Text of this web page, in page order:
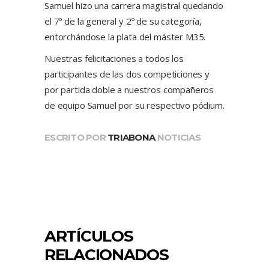
Samuel hizo una carrera magistral quedando
el 7º de la general y 2º de su categoría,
entorchándose la plata del máster M35.
Nuestras felicitaciones a todos los
participantes de las dos competiciones y
por partida doble a nuestros compañeros
de equipo Samuel por su respectivo pódium.
ESCRITO POR TRIABONA NOTICIAS
ARTÍCULOS
RELACIONADOS